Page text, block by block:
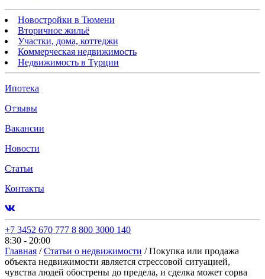
Новостройки в Тюмени
Вторичное жильё
Участки, дома, коттеджи
Коммерческая недвижимость
Недвижимость в Турции
Ипотека
Отзывы
Вакансии
Новости
Статьи
Контакты
+7 3452 670 777 8 800 3000 140
8:30 - 20:00
Главная / Статьи о недвижимости / Покупка или продажа
объекта недвижимости является стрессовой ситуацией,
чувства людей обострены до предела, и сделка может сорва